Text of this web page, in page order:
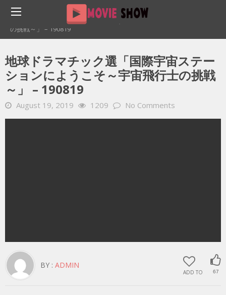
Home
YOUTUBE 動画 毎日
地球ドラマチック選「国際宇宙ステーションにようこそ～宇宙飛行士
の挑戦～」 – 190819
地球ドラマチック選「国際宇宙ステー
ションにようこそ～宇宙飛行士の挑戦
～」 – 190819
August 19, 2019 1209 No Comments
ADD TO 67
BY : ADMIN